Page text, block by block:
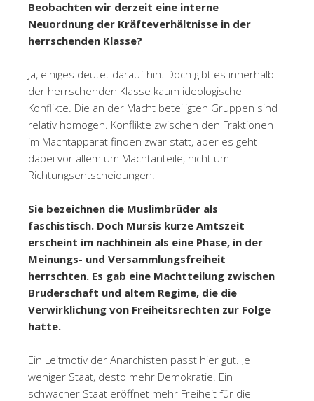
Beobachten wir derzeit eine interne
Neuordnung der Kräfteverhältnisse in der
herrschenden Klasse?
Ja, einiges deutet darauf hin. Doch gibt es innerhalb
der herrschenden Klasse kaum ideologische
Konflikte. Die an der Macht beteiligten Gruppen sind
relativ homogen. Konflikte zwischen den Fraktionen
im Machtapparat finden zwar statt, aber es geht
dabei vor allem um Machtanteile, nicht um
Richtungsentscheidungen.
Sie bezeichnen die Muslimbrüder als
faschistisch. Doch Mursis kurze Amtszeit
erscheint im nachhinein als eine Phase, in der
Meinungs- und Versammlungsfreiheit
herrschten. Es gab eine Machtteilung zwischen
Bruderschaft und altem Regime, die die
Verwirklichung von Freiheitsrechten zur Folge
hatte.
Ein Leitmotiv der Anarchisten passt hier gut. Je
weniger Staat, desto mehr Demokratie. Ein
schwacher Staat eröffnet mehr Freiheit für die